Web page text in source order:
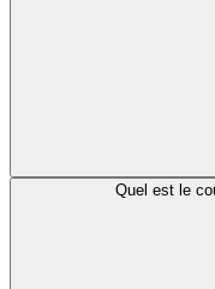
Quel est le